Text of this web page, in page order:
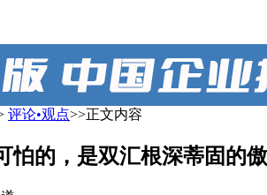
评论•观点>>正文内容
怕的，是双汇根深蒂固的